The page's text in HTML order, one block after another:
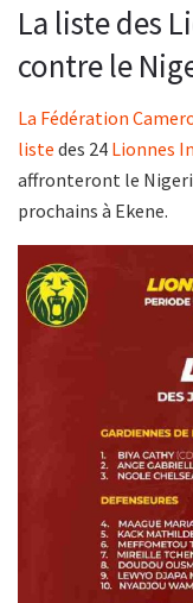
La liste des
contre le
La Fédération
liste des 24 Lionnes
affronteront le
prochains à Ekene.